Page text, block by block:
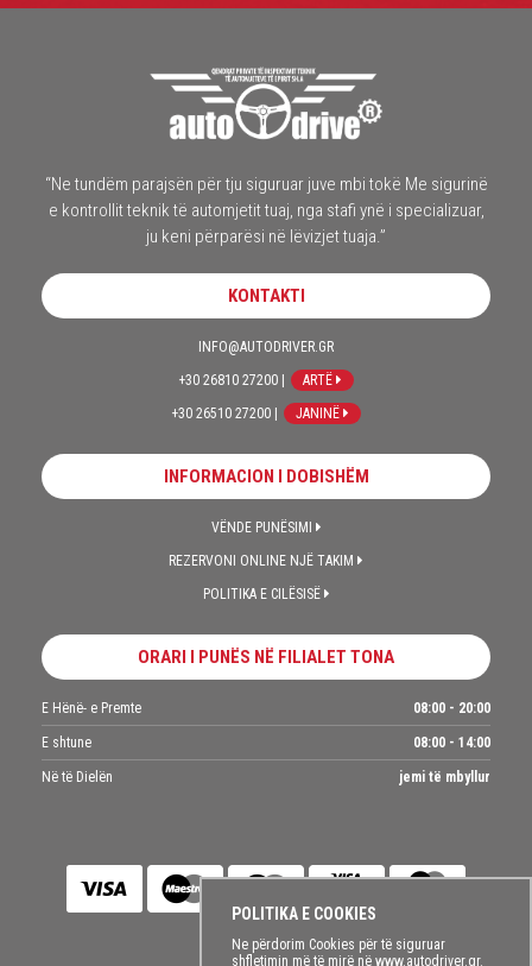
POLITIKA E COOKIES
Ne përdorim Cookies për të siguruar
shfletimin më të mirë në www.autodriver.gr.
“Ne tundëm parajsën për tju siguruar juve mbi tokë Me sigurinë
e kontrollit teknik të automjetit tuaj, nga stafi ynë i specializuar,
ju keni përparësi në lëvizjet tuaja.”
KONTAKTI
INFO@AUTODRIVER.GR
+30 26810 27200 |
ARTË
+30 26510 27200 |
JANINË
INFORMACION I DOBISHËM
VËNDE PUNËSIMI
REZERVONI ONLINE NJË TAKIM
POLITIKA E CILËSISË
ORARI I PUNËS NË FILIALET TONA
E Hënë- e Premte 08:00 - 20:00
E shtune 08:00 - 14:00
Në të Dielën jemi të mbyllur